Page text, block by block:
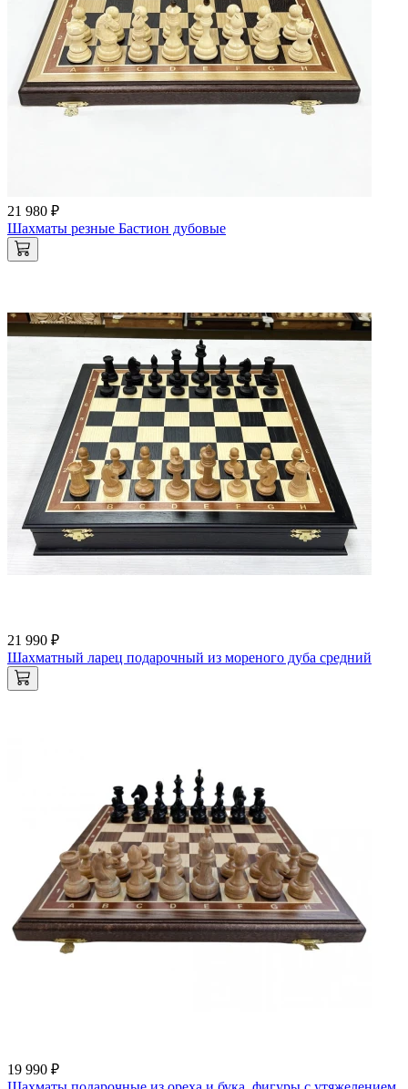
21 980 ₽
Шахматы резные Бастион дубовые
21 990 ₽
Шахматный ларец подарочный из мореного дуба средний
19 990 ₽